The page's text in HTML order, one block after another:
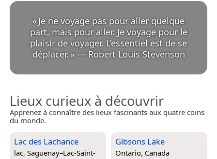
«Je ne voyage pas pour aller quelque
part, mais pour aller. Je voyage pour le
plaisir de voyager. L’essentiel est de se
déplacer. » — Robert Louis Stevenson
Lieux curieux à découvrir
Apprenez à connaître des lieux fascinants aux quatre coins
du monde.
Lac des Lachance
lac, Saguenay–Lac-Saint-
Gibsons Lake
Ontario, Canada